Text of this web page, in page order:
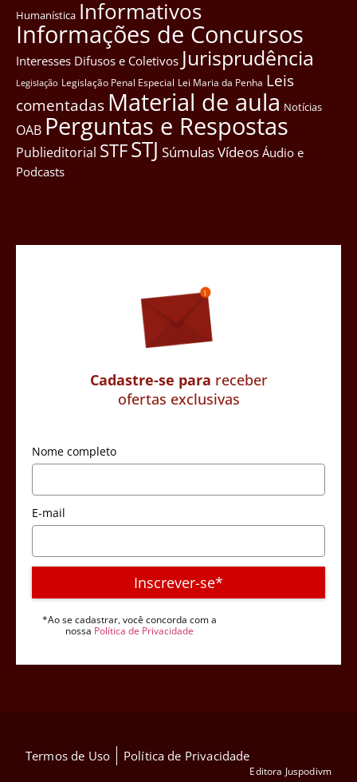
Humanística Informativos
Informações de Concursos
Interesses Difusos e Coletivos Jurisprudência
Legislação Legislação Penal Especial Lei Maria da Penha Leis
comentadas Material de aula Notícias
OAB Perguntas e Respostas
Publieditorial STFSTJ SúmulasVídeos Áudio e
Podcasts
Cadastre-se para receber
ofertas exclusivas
Nome completo
E-mail
Inscrever-se*
*Ao se cadastrar, você concorda com a
nossa Política de Privacidade
Termos de Uso Política de Privacidade
Editora Juspodivm